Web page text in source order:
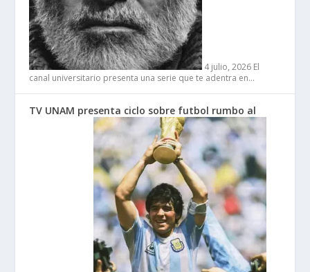
4 julio, 2026 El
canal universitario presenta una serie que te adentra en…
TV UNAM presenta ciclo sobre futbol rumbo al